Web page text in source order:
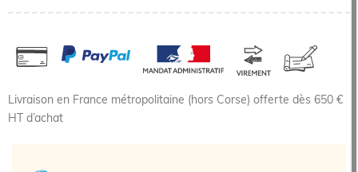
Livraison en France métropolitaine (hors Corse) offerte dès 650 €
HT d’achat